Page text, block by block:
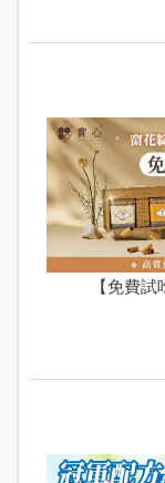
【免費